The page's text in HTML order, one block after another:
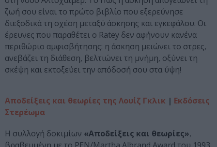
ζωή σου είναι το πρώτο βιβλίο που εξερεύνησε
διεξοδικά τη σχέση μεταξύ άσκησης και εγκεφάλου. Οι
έρευνες που παραθέτει ο Ratey δεν αφήνουν κανένα
περιθώριο αμφισβήτησης: η άσκηση μειώνει το στρες,
ανεβάζει τη διάθεση, βελτιώνει τη μνήμη, οξύνει τη
σκέψη και εκτοξεύει την απόδοσή σου στα ύψη!
Αποδείξεις και θεωρίες της Λουίζ Γκλικ | Εκδόσεις
Στερέωμα
Η συλλογή δοκιμίων «Αποδείξεις και θεωρίες»,